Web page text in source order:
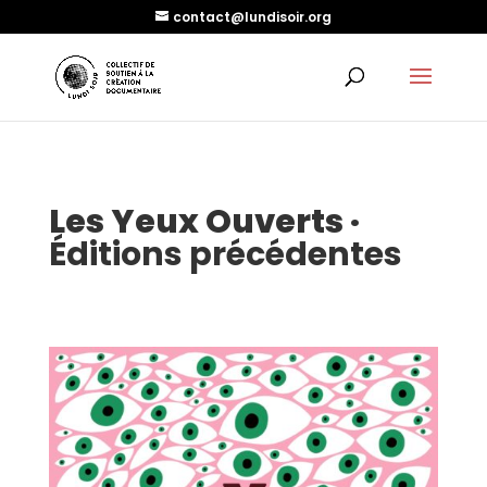
contact@lundisoir.org
Les Yeux Ouverts ·
Éditions précédentes